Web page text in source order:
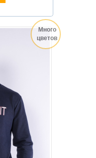
Много
цветов